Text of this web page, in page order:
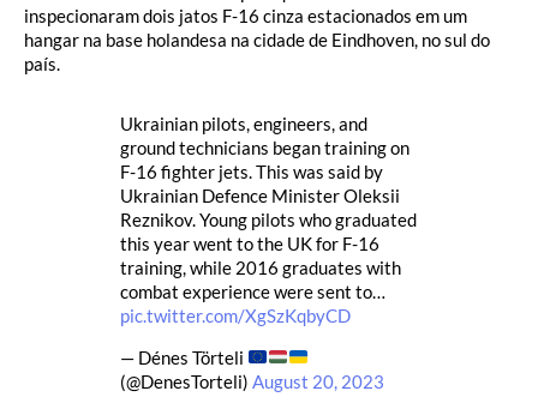
inspecionaram dois jatos F-16 cinza estacionados em um
hangar na base holandesa na cidade de Eindhoven, no sul do
país.
Ukrainian pilots, engineers, and
ground technicians began training on
F-16 fighter jets. This was said by
Ukrainian Defence Minister Oleksii
Reznikov. Young pilots who graduated
this year went to the UK for F-16
training, while 2016 graduates with
combat experience were sent to…
pic.twitter.com/XgSzKqbyCD
— Dénes Törteli
(@DenesTorteli) August 20, 2023